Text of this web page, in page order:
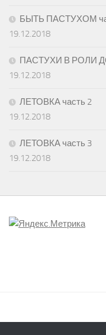
БЫТЬ ПАСТУХОМ
19.12.2018
ПАСТУХИ В РОЛИ
19.12.2018
ЛЕТОВКА часть 2
19.12.2018
ЛЕТОВКА часть 3
19.12.2018